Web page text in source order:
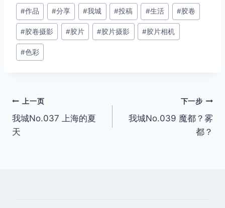
文
章
标
签：
#作品 #分享 #我城 #投稿 #生活 #胶卷
#胶卷摄影 #胶片 #胶片摄影 #胶片相机
#色彩
文
章
上一页
我城No.037 上海的夏
天
下一步
我城No.039 魔都？雾
都？